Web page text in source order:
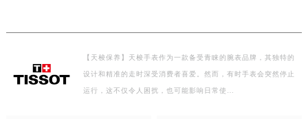
【天梭保养】天梭手表作为一款备受青睐的腕表品牌，其独特的
设计和精准的走时深受消费者喜爱。然而，有时手表会突然停止
运行，这不仅令人困扰，也可能影响日常使…